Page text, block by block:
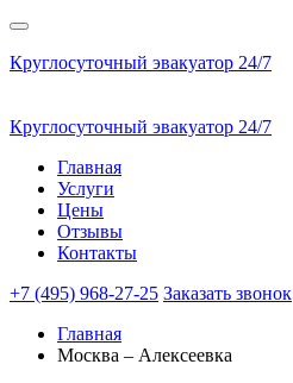
Круглосуточный эвакуатор 24/7
Круглосуточный эвакуатор 24/7
Главная
Услуги
Цены
Отзывы
Контакты
+7 (495) 968-27-25 Заказать звонок
Главная
Москва – Алексеевка